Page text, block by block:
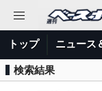
トップ ニュース
検索結果